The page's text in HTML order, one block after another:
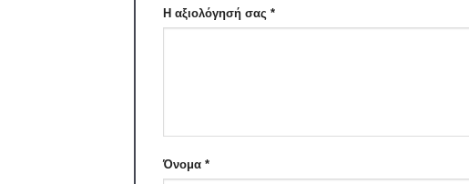
Η αξιολόγησή σας *
Όνομα *